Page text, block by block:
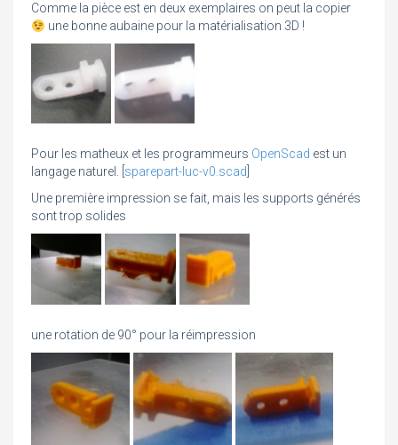
Comme la pièce est en deux exemplaires on peut la copier
une bonne aubaine pour la matérialisation 3D !
Pour les matheux et les programmeurs OpenScad est un
langage naturel. [ sparepart-luc-v0.scad
Une première impression se fait, mais les supports générés
sont trop solides
une rotation de 90° pour la réimpression